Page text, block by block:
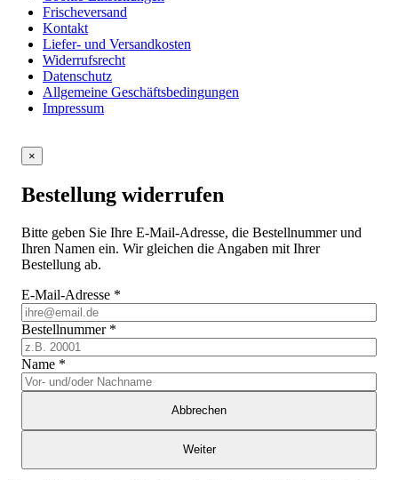
Frischeversand
Kontakt
Liefer- und Versandkosten
Widerrufsrecht
Datenschutz
Allgemeine Geschäftsbedingungen
Impressum
×
Bestellung widerrufen
Bitte geben Sie Ihre E-Mail-Adresse, die Bestellnummer und
Ihren Namen ein. Wir gleichen die Angaben mit Ihrer
Bestellung ab.
E-Mail-Adresse *
Bestellnummer *
Name *
Abbrechen
Weiter